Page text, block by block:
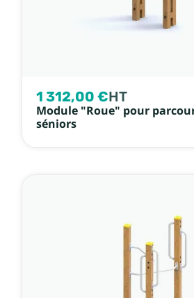
1 312,00 €HT
Module "Roue" pour
séniors